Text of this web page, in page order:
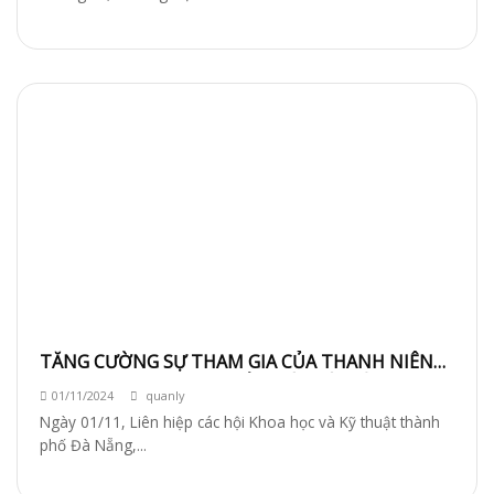
TĂNG CƯỜNG SỰ THAM GIA CỦA THANH NIÊN
ĐVHD TRÁI PHÉP
01/11/2024 quanly
Ngày 01/11, Liên hiệp các hội Khoa học và Kỹ thuật thành
phố Đà Nẵng,...